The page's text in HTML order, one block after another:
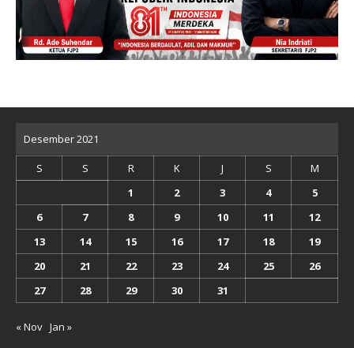
Desember 2021
S S R K J S
M
1
2 3 4
5
6
7 8 9 10 11
12
13
14 15 16 17 18
19
20
21 22 23 24 25
26
27
28 29 30 31
« Nov Jan »